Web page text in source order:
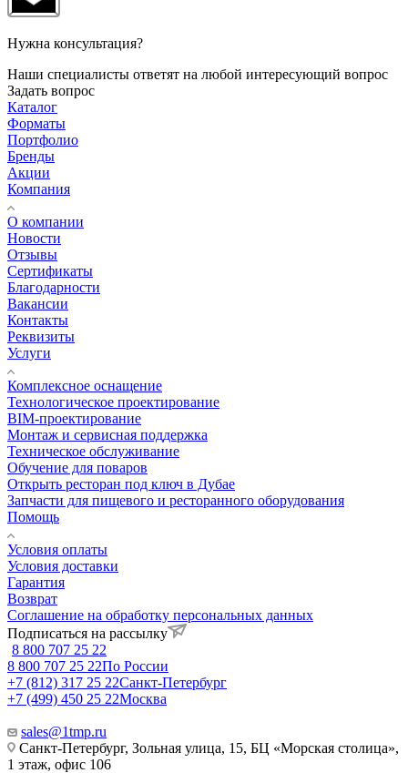
Нужна консультация?
Наши специалисты ответят на любой интересующий вопрос
Задать вопрос
Каталог
Форматы
Портфолио
Бренды
Акции
Компания
О компании
Новости
Отзывы
Сертификаты
Благодарности
Вакансии
Контакты
Реквизиты
Услуги
Комплексное оснащение
Технологическое проектирование
BIM-проектирование
Монтаж и сервисная поддержка
Техническое обслуживание
Обучение для поваров
Открыть ресторан под ключ в Дубае
Запчасти для пищевого и ресторанного оборудования
Помощь
Условия оплаты
Условия доставки
Гарантия
Возврат
Соглашение на обработку персональных данных
Подписаться на рассылку
8 800 707 25 22
8 800 707 25 22По России
+7 (812) 317 25 22Санкт-Петербург
+7 (499) 450 25 22Москва
sales@1tmp.ru
Санкт-Петербург, Зольная улица, 15, БЦ «Морская столица»,
1 этаж, офис 106